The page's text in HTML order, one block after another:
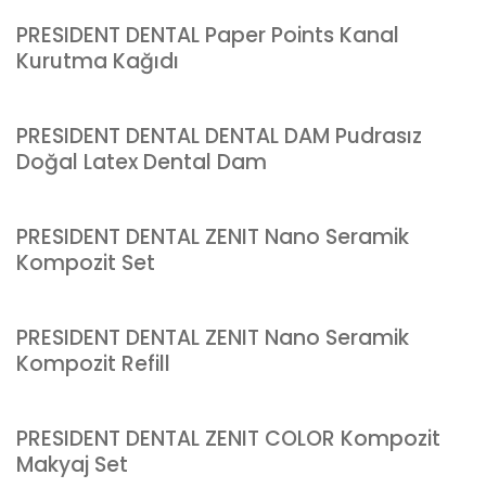
PRESIDENT DENTAL Paper Points Kanal
Kurutma Kağıdı
PRESIDENT DENTAL DENTAL DAM Pudrasız
Doğal Latex Dental Dam
PRESIDENT DENTAL ZENIT Nano Seramik
Kompozit Set
PRESIDENT DENTAL ZENIT Nano Seramik
Kompozit Refill
PRESIDENT DENTAL ZENIT COLOR Kompozit
Makyaj Set